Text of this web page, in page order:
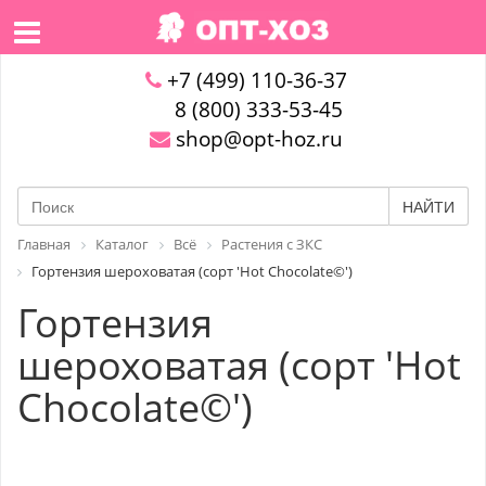
+7 (499) 110-36-37
8 (800) 333-53-45
shop@opt-hoz.ru
НАЙТИ
Главная Каталог Всё
Растения с ЗКС
Гортензия шероховатая (сорт 'Hot Chocolate©')
Гортензия
шероховатая (сорт 'Hot
Chocolate©')